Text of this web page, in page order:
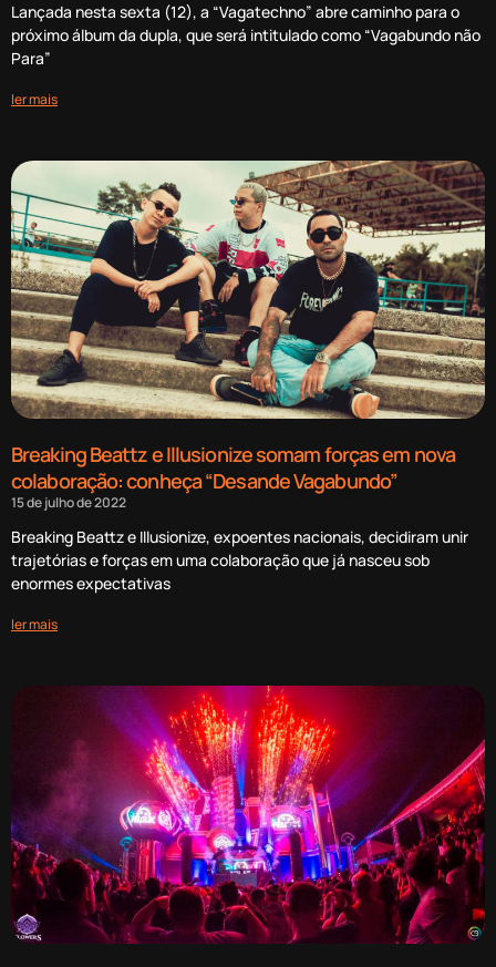
Lançada nesta sexta (12), a “Vagatechno” abre caminho para o
próximo álbum da dupla, que será intitulado como “Vagabundo não
Para”
ler mais
Breaking Beattz e Illusionize somam forças em nova
colaboração: conheça “Desande Vagabundo”
15 de julho de 2022
Breaking Beattz e Illusionize, expoentes nacionais, decidiram unir
trajetórias e forças em uma colaboração que já nasceu sob
enormes expectativas
ler mais